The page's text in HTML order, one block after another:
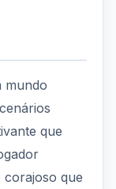
mundo
que
corajoso que